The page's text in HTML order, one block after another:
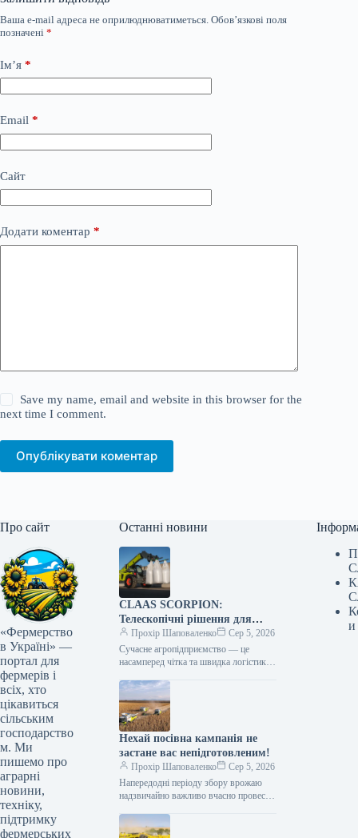
Ваша e-mail адреса не оприлюднюватиметься. Обов’язкові поля
позначені *
Ім’я *
Email *
Сайт
Додати коментар *
Save my name, email and website in this browser for the
next time I comment.
Опублікувати коментар
Про сайт
«Фермерство
в Україні» —
портал для
фермерів і
всіх, хто
цікавиться
сільським
господарство
м. Ми
пишемо про
аграрні
новини,
техніку,
підтримку
фермерських
Останні новини
CLAAS SCORPION:
Телескопічні рішення для
ефективного агрологістичного
менеджменту
Прохір Шаповаленко
Сер 5, 2026
Сучасне агропідприємство — це
насамперед чітка та швидка логістика.
тисяч тонн зерна, робота з
біогазовими…
Нехай посівна кампанія не
застане вас непідготовленим!
Прохір Шаповаленко
Сер 5, 2026
Напередодні періоду збору врожаю
надзвичайно важливо вчасно провести
виконати всі процедури планового
технічного
и